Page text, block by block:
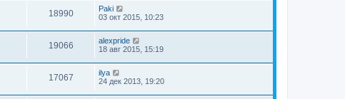
18990
Paki
03 окт 2015, 10:23
19066
alexpride
18 авг 2015, 15:19
17067
ilya
24 дек 2013, 19:20